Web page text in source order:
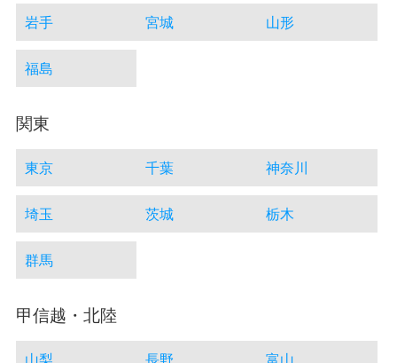
岩手 宮城 山形
福島
関東
東京 千葉 神奈川
埼玉 茨城 栃木
群馬
甲信越・北陸
山梨 長野 富山